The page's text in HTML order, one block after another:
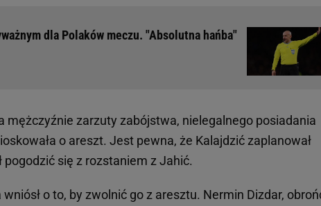
dla Polaków meczu. "Absolutna hańba"
mężczyźnie zarzuty zabójstwa, nielegalnego posiadania
o areszt. Jest pewna, że Kalajdzić zaplanował
pogodzić się z rozstaniem z Jahić.
o to, by zwolnić go z aresztu. Nermin Dizdar,